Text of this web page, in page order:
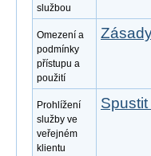
službou
Omezení a
podmínky
přístupu a
použití
Prohlížení
služby ve
veřejném
klientu